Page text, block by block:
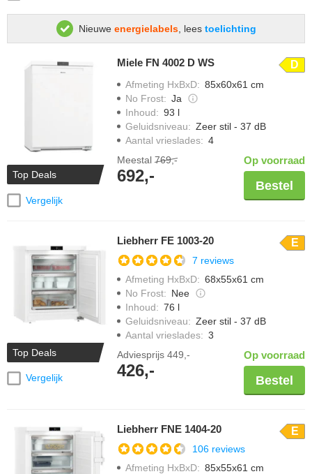
Nieuwe energielabels, lees toelichting
Top Deals
Vergelijk
Miele FN 4002 D WS D
Afmeting HxBxD: 85x60x61 cm
No Frost: Ja
Inhoud: 93 l
Geluidsniveau: Zeer stil - 37 dB
Aantal vrieslades: 4
Meestal 769,-
692,-
Op voorraad
Bestel
Top Deals
Vergelijk
Liebherr FE 1003-20 E
7 reviews
Afmeting HxBxD: 68x55x61 cm
No Frost: Nee
Inhoud: 76 l
Geluidsniveau: Zeer stil - 37 dB
Aantal vrieslades: 3
Adviesprijs 449,-
426,-
Op voorraad
Bestel
Liebherr FNE 1404-20 E
106 reviews
Afmeting HxBxD: 85x55x61 cm